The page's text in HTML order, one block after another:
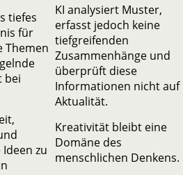
tiefes
für
Themen
bei
KI analysiert Muster,
erfasst jedoch keine
tiefgreifenden
Zusammenhänge und
überprüft diese
Informationen nicht auf
Aktualität.
zu
Kreativität bleibt eine
Domäne des
menschlichen Denkens.